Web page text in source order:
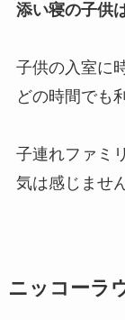
添い寝の子供
子供の入室に
どの時間でも
子連れファミ
気は感じませ
ニッコーラ